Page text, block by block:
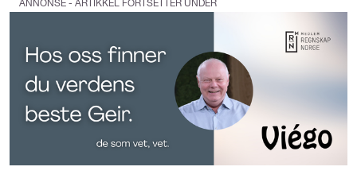
ANNONSE - ARTIKKEL FORTSETTER UNDER